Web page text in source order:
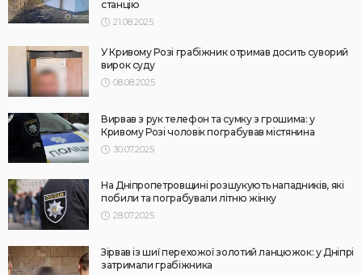
станцію
21.08.2025
У Кривому Розі грабіжник отримав досить суворий
вирок суду
08.08.2025
Вирвав з рук телефон та сумку з грошима: у
Кривому Розі чоловік пограбував містянина
30.07.2025
На Дніпропетровщині розшукують нападників, які
побили та пограбували літню жінку
28.07.2025
Зірвав із шиї перехожої золотий ланцюжок: у Дніпрі
затримали грабіжника